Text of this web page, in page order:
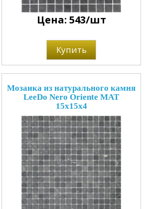
Цена: 543/шт
Купить
Мозаика из натурального камня
LeeDo Nero Oriente MAT
15x15x4